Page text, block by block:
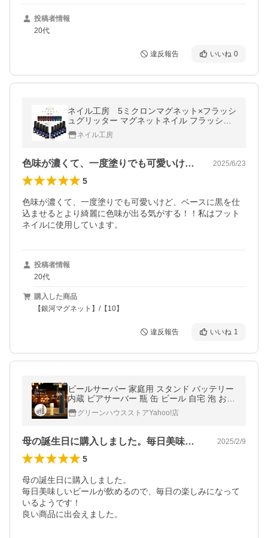
投稿者情報
20代
違反報告 いいね 0
ネイル工房 5ミクロンマグネット×フラッシ
ュグリッター マグネットネイル フラッシュ
カラージェル ジェルネイル
ネイル工房
色味が濃くて、一度塗りでも可愛いけど、… 2025/6/23
5
色味が濃くて、一度塗りでも可愛いけど、ベースに黒を仕
込ませるとより綺麗に色味が出る気がする！！私はフット
ネイルに使用しています。
投稿者情報
20代
購入した商品
【銀河マグネット】/【10】
違反報告 いいね 1
ビールサーバー 家庭用 スタンド バッテリー
内蔵 ビアサーバー 瓶 缶 ビール 自宅 泡 おい
しい ギフト プレゼント 最新型 GH-BEERSS
EC-BK グリーンハウス
グリーンハウスストアYahoo!店
母の誕生日に購入しました。毎日美味しい… 2025/2/9
5
母の誕生日に購入しました。
毎日美味しいビールが飲めるので、毎日の楽しみになって
いるようです！
良い商品に出会えました。